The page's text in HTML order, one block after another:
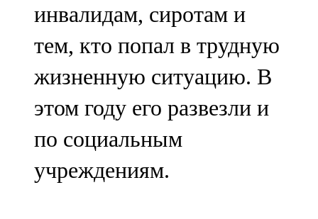
71,42 FM
Сарман
107,8 FM
Теләче
106,1 FM
Түбән Кама
инвалидам, сиротам и
тем, кто попал в трудную
жизненную ситуацию. В
этом году его развезли и
по социальным
учреждениям.